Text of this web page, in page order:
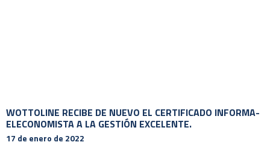
WOTTOLINE RECIBE DE NUEVO EL CERTIFICADO INFORMA-
ELECONOMISTA A LA GESTIÓN EXCELENTE.
17 de enero de 2022